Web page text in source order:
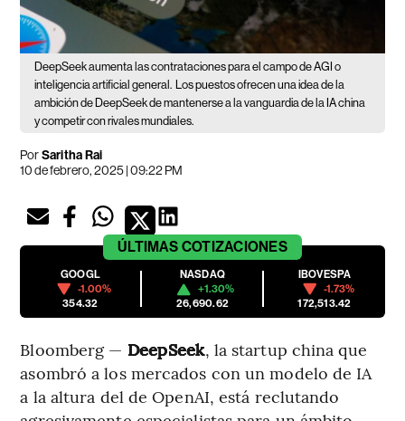
DeepSeek aumenta las contrataciones para el campo de AGI o
inteligencia artificial general. Los puestos ofrecen una idea de la
ambición de DeepSeek de mantenerse a la vanguardia de la IA china
y competir con rivales mundiales.
PorSaritha Rai
10 de febrero, 2025 | 09:22 PM
ÚLTIMAS COTIZACIONES
GOOGL
-1.00%
354.32
NASDAQ
+1.30%
26,690.62
IBOVESPA
-1.73%
172,513.42
Bloomberg — DeepSeek, la startup china que
asombró a los mercados con un modelo de IA
a la altura del de OpenAI, está reclutando